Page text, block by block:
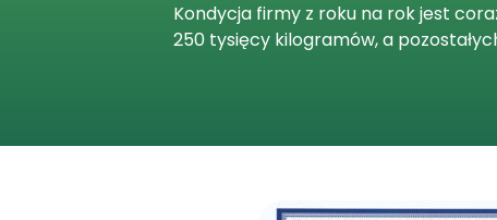
Kondycja firmy z roku na rok jest
250 tysięcy kilogramów, a